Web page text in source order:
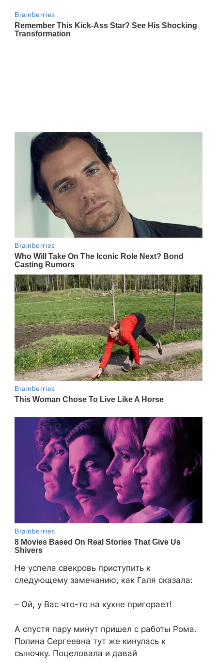
Не успела свекровь приступить к
следующему замечанию, как Галя сказала:
– Ой, у Вас что-то на кухне пригорает!
А спустя пару минут пришел с работы Рома.
Полина Сергеевна тут же кинулась к
сыночку. Поцеловала и давай